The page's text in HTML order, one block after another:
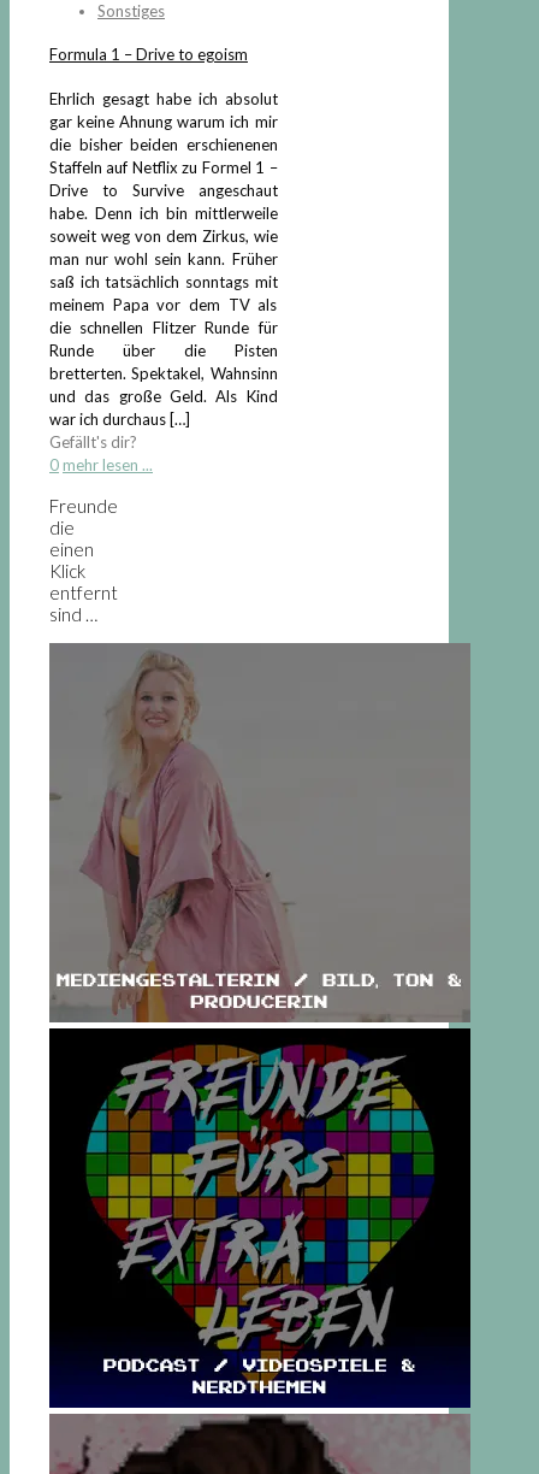
Sonstiges
Formula 1 – Drive to egoism
Ehrlich gesagt habe ich absolut
gar keine Ahnung warum ich mir
die bisher beiden erschienenen
Staffeln auf Netflix zu Formel 1 –
Drive to Survive angeschaut
habe. Denn ich bin mittlerweile
soweit weg von dem Zirkus, wie
man nur wohl sein kann. Früher
saß ich tatsächlich sonntags mit
meinem Papa vor dem TV als
die schnellen Flitzer Runde für
Runde über die Pisten
bretterten. Spektakel, Wahnsinn
und das große Geld. Als Kind
war ich durchaus[…]
Gefällt's dir?
0 mehr lesen ...
Freunde
die
einen
Klick
entfernt
sind …